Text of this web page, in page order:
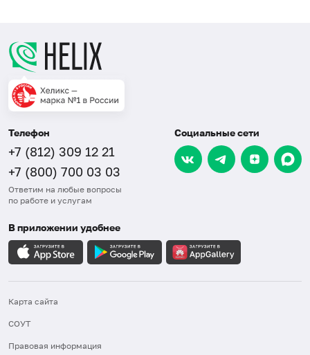
Телефон
+7 (812) 309 12 21
+7 (800) 700 03 03
Ответим на любые вопросы
по работе и услугам
Социальные сети
В приложении удобнее
Карта сайта
СОУТ
Правовая информация